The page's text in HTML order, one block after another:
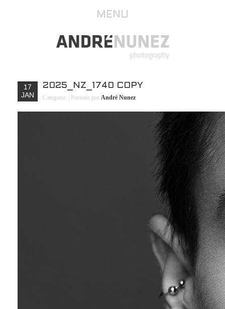
MENU
17
JAN
2025_NZ_1740 COPY
Categoria: | Postado por André Nunez